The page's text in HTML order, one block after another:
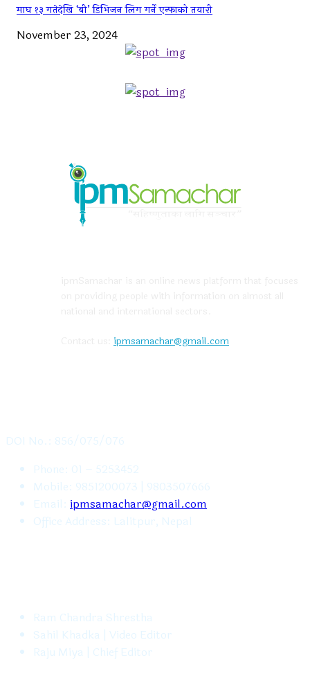
माघ १३ गतेदेखि ‘बी’ डिभिजन लिग गर्ने एन्फाको तयारी
November 23, 2024
ipmsamachar@gmail.com
DOI No.: 856/075/076
Phone: 01 – 5253452
Mobile: 9851200073 | 9803507666
Email: ipmsamachar@gmail.com
Office Address: Lalitpur, Nepal
Ram Chandra Shrestha
Sahil Khadka | Video Editor
Raju Miya | Chief Editor